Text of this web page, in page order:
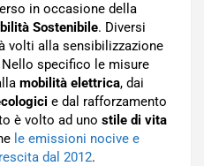
in occasione della
Sostenibile. Diversi
volti alla sensibilizzazione
specifico le misure
mobilità elettrica, dai
e dal rafforzamento
è volto ad uno stile di vita
le emissioni nocive e
dal 2012.